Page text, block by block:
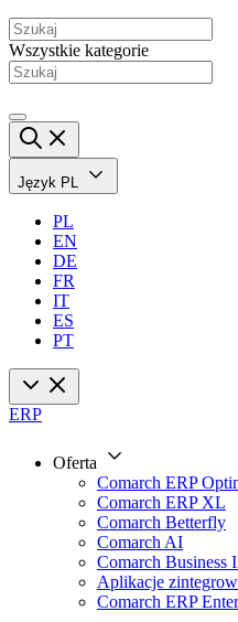
Wszystkie kategorie
Język PL
PL
EN
DE
FR
IT
ES
PT
ERP
Oferta
Comarch ERP
Comarch ERP XL
Comarch Betterfly
Comarch AI
Comarch Business
Aplikacje
Comarch ERP